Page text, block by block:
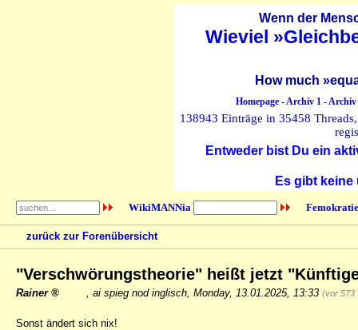
Wenn der
Wieviel
How much
Homepage-Archiv 1-Archiv
138943 Einträge in 35458
Entweder bist Du ein
Es gibt
WikiMANNia
zurück zur Forenübersicht
"Verschwörungstheorie" heißt jetzt
Rainer ai spieg nod inglisch Monday, 13.01.2025, 13:33 (vor 573
Sonst ändert sich nix!